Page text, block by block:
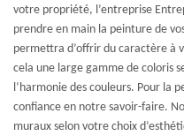
votre propriété, l’entreprise
prendre en main la peinture de
permettra d’offrir du caractère à
cela une large gamme de coloris
l’harmonie des couleurs. Pour la
confiance en notre savoir-faire.
muraux selon votre choix